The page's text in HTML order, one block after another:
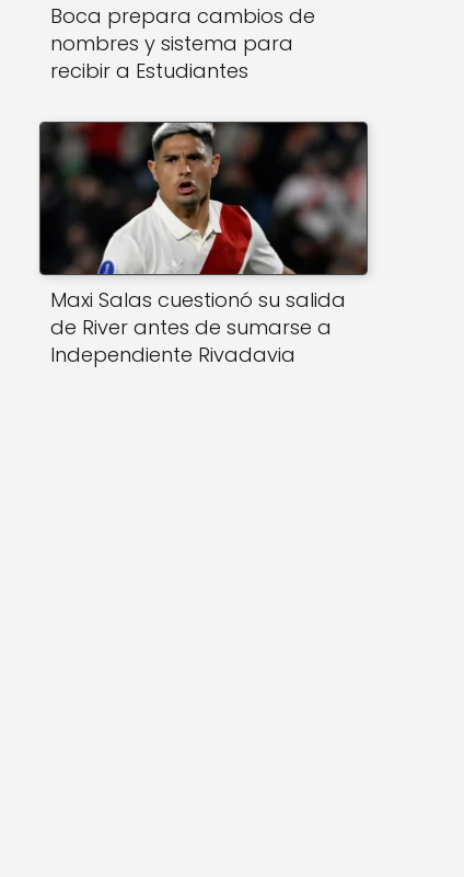
Boca prepara cambios de
nombres y sistema para
recibir a Estudiantes
Maxi Salas cuestionó su salida
de River antes de sumarse a
Independiente Rivadavia